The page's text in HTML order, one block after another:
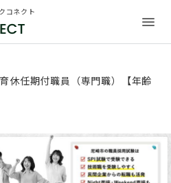
コネクト
育休任期付職員（専門職）【年齢